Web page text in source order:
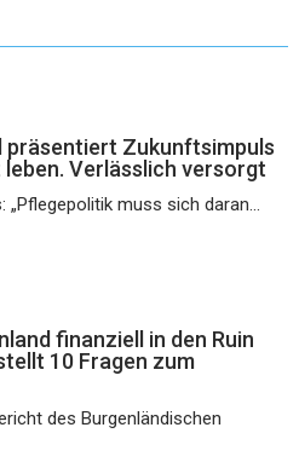
präsentiert Zukunftsimpuls
Verlässlich versorgt
„Pflegepolitik muss sich daran...
finanziell in den Ruin
10 Fragen zum
des Burgenländischen